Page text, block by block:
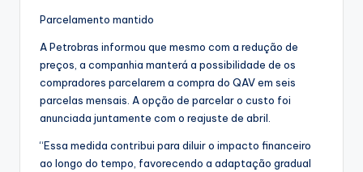
Parcelamento mantido
A Petrobras informou que mesmo com a redução de
preços, a companhia manterá a possibilidade de os
compradores parcelarem a compra do QAV em seis
parcelas mensais. A opção de parcelar o custo foi
anunciada juntamente com o reajuste de abril.
“Essa medida contribui para diluir o impacto financeiro
ao longo do tempo, favorecendo a adaptação gradual